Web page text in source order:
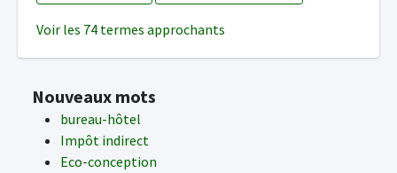
Voir les 74 termes approchants
Nouveaux mots
bureau-hôtel
Impôt indirect
Eco-conception